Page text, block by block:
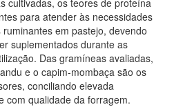
para atender às necessidades
em pastejo, devendo
suplementados durante as
Das gramíneas avaliadas,
e o capim-mombaça são os
conciliando elevada
com qualidade da forragem.